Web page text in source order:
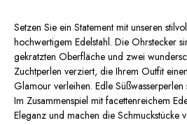
Setzen Sie ein Statement mit unseren
hochwertigem Edelstahl. Die Ohrstecker
gekratzten Oberfläche und zwei
Zuchtperlen verziert, die Ihrem Outfit
Glamour verleihen. Edle
Im Zusammenspiel mit facettenreichem
Eleganz und machen die Schmuckstücke